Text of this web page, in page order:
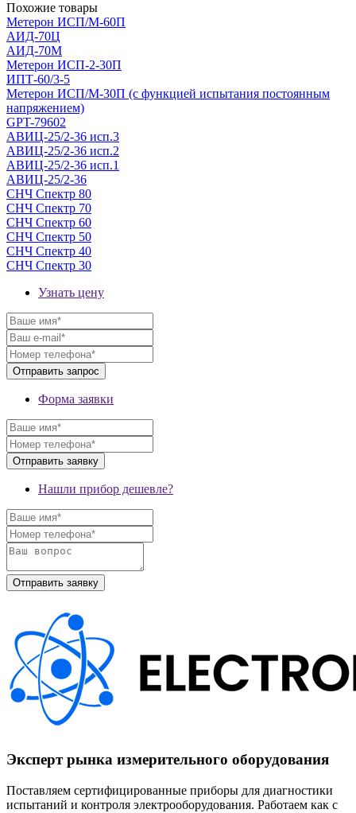
Похожие товары
Метерон ИСП/М-60П
АИД-70Ц
АИД-70М
Метерон ИСП-2-30П
ИПТ-60/3-5
Метерон ИСП/М-30П (с функцией испытания постоянным
напряжением)
GPT-79602
АВИЦ-25/2-36 исп.3
АВИЦ-25/2-36 исп.2
АВИЦ-25/2-36 исп.1
АВИЦ-25/2-36
СНЧ Спектр 80
СНЧ Спектр 70
СНЧ Спектр 60
СНЧ Спектр 50
СНЧ Спектр 40
СНЧ Спектр 30
Узнать цену
Форма заявки
Нашли прибор дешевле?
Эксперт рынка измерительного оборудования
Поставляем сертифицированные приборы для диагностики
испытаний и контроля электрооборудования. Работаем как с